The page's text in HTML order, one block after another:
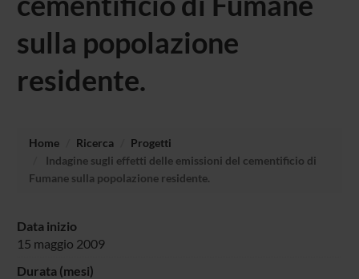
sulla popolazione
residente.
Home Ricerca
Progetti
Indagine sugli effetti delle emissioni del cementificio di
Fumane sulla popolazione residente.
Data inizio
15 maggio 2009
Durata (mesi)